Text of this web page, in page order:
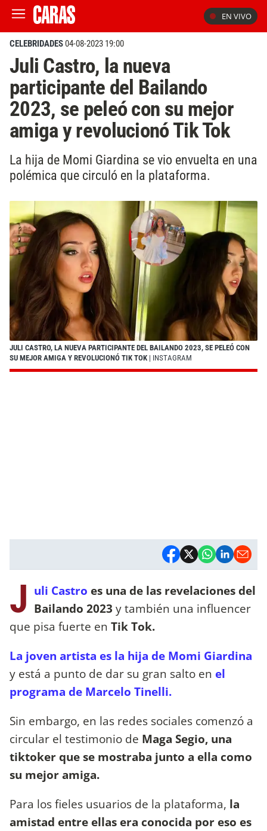
EN VIVO
CELEBRIDADES04-08-2023 19:00
Juli Castro, la nueva
participante del Bailando
2023, se peleó con su mejor
amiga y revolucionó Tik Tok
La hija de Momi Giardina se vio envuelta en una
polémica que circuló en la plataforma.
JULI CASTRO, LA NUEVA PARTICIPANTE DEL BAILANDO 2023, SE PELEÓ CON
SU MEJOR AMIGA Y REVOLUCIONÓ TIK TOK | INSTAGRAM
J uli Castro es una de las revelaciones del
Bailando 2023 y también una influencer
que pisa fuerte en Tik Tok.
La joven artista es la hija de Momi Giardina
y está a punto de dar su gran salto en el
programa de Marcelo Tinelli.
Sin embargo, en las redes sociales comenzó a
circular el testimonio de Maga Segio, una
tiktoker que se mostraba junto a ella como
su mejor amiga.
Para los fieles usuarios de la plataforma, la
amistad entre ellas era conocida por eso es